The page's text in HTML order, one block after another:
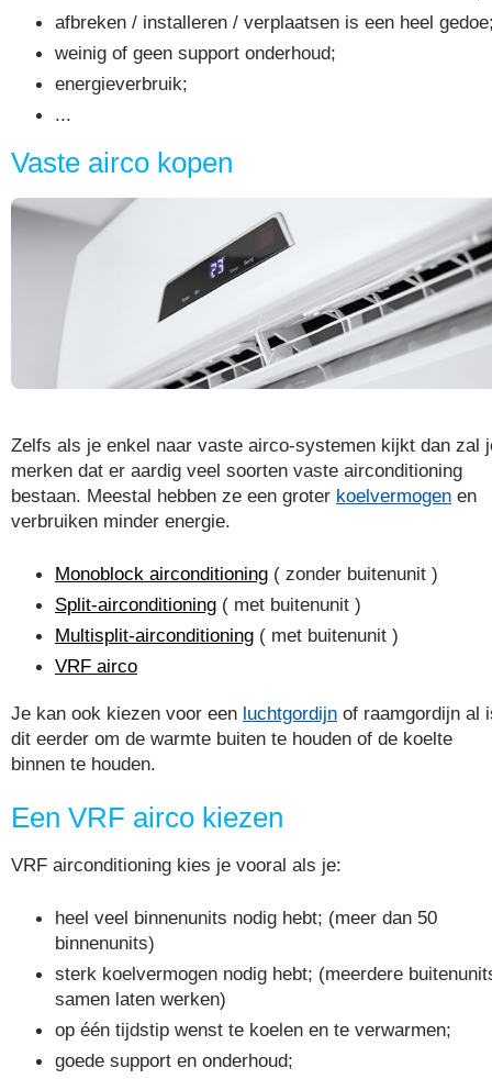
afbreken / installeren / verplaatsen is een heel
weinig of geen support onderhoud;
energieverbruik;
...
Vaste airco kopen
Zelfs als je enkel naar vaste airco-systemen kijkt dan zal
merken dat er aardig veel soorten vaste airconditioning
bestaan. Meestal hebben ze een groter koelvermogen en
verbruiken minder energie.
Monoblock airconditioning ( zonder buitenunit )
Split-airconditioning ( met buitenunit )
Multisplit-airconditioning ( met buitenunit )
VRF airco
Je kan ook kiezen voor een luchtgordijn of raamgordijn al
dit eerder om de warmte buiten te houden of de koelte
binnen te houden.
Een VRF airco kiezen
VRF airconditioning kies je vooral als je:
heel veel binnenunits nodig hebt; (meer dan 50
binnenunits)
sterk koelvermogen nodig hebt; (meerdere
samen laten werken)
op één tijdstip wenst te koelen en te verwarmen;
goede support en onderhoud;